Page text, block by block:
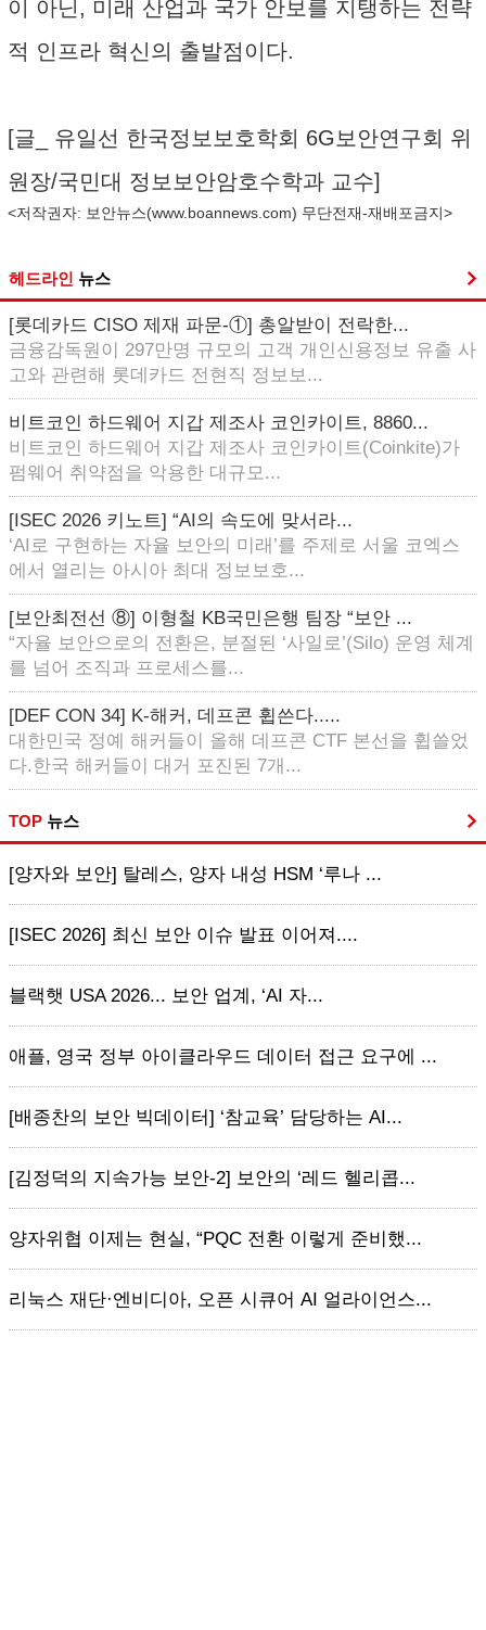
이 아닌, 미래 산업과 국가 안보를 지탱하는 전략
적 인프라 혁신의 출발점이다.
[글_ 유일선 한국정보보호학회 6G보안연구회 위
원장/국민대 정보보안암호수학과 교수]
<저작권자: 보안뉴스(www.boannews.com) 무단전재-재배포금지>
헤드라인 뉴스
[롯데카드 CISO 제재 파문-①] 총알받이 전락한...
금융감독원이 297만명 규모의 고객 개인신용정보 유출 사
고와 관련해 롯데카드 전현직 정보보...
비트코인 하드웨어 지갑 제조사 코인카이트, 8860...
비트코인 하드웨어 지갑 제조사 코인카이트(Coinkite)가
펌웨어 취약점을 악용한 대규모...
[ISEC 2026 키노트] “AI의 속도에 맞서라...
‘AI로 구현하는 자율 보안의 미래’를 주제로 서울 코엑스
에서 열리는 아시아 최대 정보보호...
[보안최전선 ⑧] 이형철 KB국민은행 팀장 “보안 ...
“자율 보안으로의 전환은, 분절된 ‘사일로’(Silo) 운영 체계
를 넘어 조직과 프로세스를...
[DEF CON 34] K-해커, 데프콘 휩쓴다.....
대한민국 정예 해커들이 올해 데프콘 CTF 본선을 휩쓸었
다.한국 해커들이 대거 포진된 7개...
TOP 뉴스
[양자와 보안] 탈레스, 양자 내성 HSM ‘루나 ...
[ISEC 2026] 최신 보안 이슈 발표 이어져....
블랙햇 USA 2026... 보안 업계, ‘AI 자...
애플, 영국 정부 아이클라우드 데이터 접근 요구에 ...
[배종찬의 보안 빅데이터] ‘참교육’ 담당하는 AI...
[김정덕의 지속가능 보안-2] 보안의 ‘레드 헬리콥...
양자위협 이제는 현실, “PQC 전환 이렇게 준비했...
리눅스 재단·엔비디아, 오픈 시큐어 AI 얼라이언스...